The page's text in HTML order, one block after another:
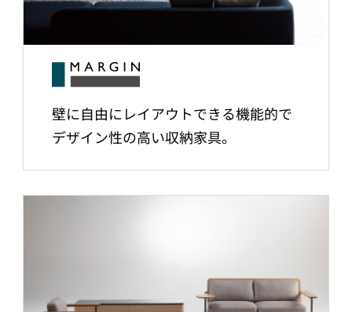
壁に自由にレイアウトできる機能的で
デザイン性の高い収納家具。